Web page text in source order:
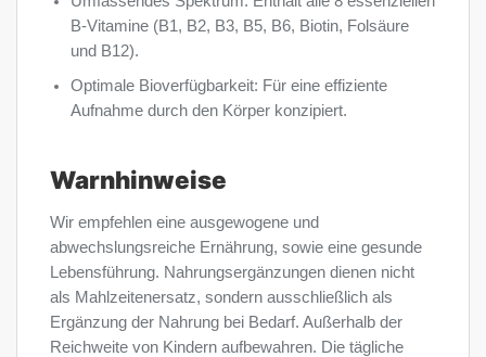
B-Vitamine (B1, B2, B3, B5, B6, Biotin, Folsäure
und B12).
Optimale Bioverfügbarkeit: Für eine effiziente
Aufnahme durch den Körper konzipiert.
Warnhinweise
Wir empfehlen eine ausgewogene und
abwechslungsreiche Ernährung, sowie eine gesunde
Lebensführung. Nahrungsergänzungen dienen nicht
als Mahlzeitenersatz, sondern ausschließlich als
Ergänzung der Nahrung bei Bedarf. Außerhalb der
Reichweite von Kindern aufbewahren. Die tägliche